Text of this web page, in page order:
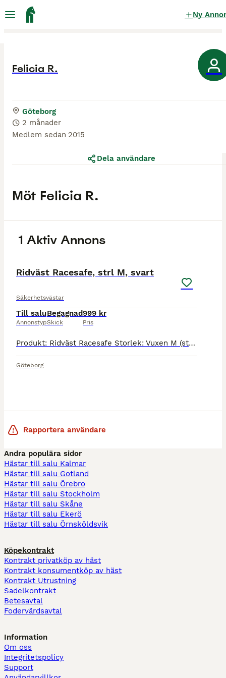
Ny
Felicia R.
Göteborg
2 månader
Medlem sedan 2015
Möt Felicia R.
Dela användare
1 Aktiv Annons
Ridväst Racesafe, strl M, svart
Säkerhetsvästar
Till salu
Annonstyp
Begagnad
Skick
999 kr
Pris
Produkt: Ridväst Racesafe Storlek: Vuxen M (strl 40) Färg: Svart Övrigt: dragkedja fram och snörning i sidorna. Säljer en ridväst från Racesafe då den inte används längre. Snörning på sidorna för a
Göteborg
Rapportera användare
Andra populära sidor
Hästar till salu Kalmar
Hästar till salu Gotland
Hästar till salu Örebro
Hästar till salu Stockholm
Hästar till salu Skåne
Hästar till salu Ekerö
Hästar till salu Örnsköldsvik
Köpekontrakt
Kontrakt privatköp av häst
Kontrakt konsumentköp av häst
Kontrakt Utrustning
Sadelkontrakt
Betesavtal
Fodervärdsavtal
Information
Om oss
Integritetspolicy
Support